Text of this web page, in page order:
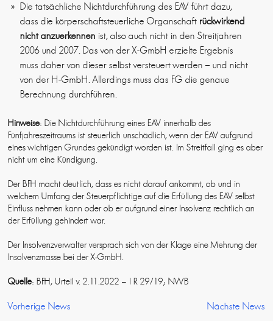
Die tatsächliche Nichtdurchführung des EAV führt dazu,
dass die körperschaftsteuerliche Organschaft rückwirkend
nicht anzuerkennen ist, also auch nicht in den Streitjahren
2006 und 2007. Das von der X-GmbH erzielte Ergebnis
muss daher von dieser selbst versteuert werden – und nicht
von der H-GmbH. Allerdings muss das FG die genaue
Berechnung durchführen.
Hinweise: Die Nichtdurchführung eines EAV innerhalb des
Fünfjahreszeitraums ist steuerlich unschädlich, wenn der EAV aufgrund
eines wichtigen Grundes gekündigt worden ist. Im Streitfall ging es aber
nicht um eine Kündigung.
Der BFH macht deutlich, dass es nicht darauf ankommt, ob und in
welchem Umfang der Steuerpflichtige auf die Erfüllung des EAV selbst
Einfluss nehmen kann oder ob er aufgrund einer Insolvenz rechtlich an
der Erfüllung gehindert war.
Der Insolvenzverwalter versprach sich von der Klage eine Mehrung der
Insolvenzmasse bei der X-GmbH.
Quelle: BFH, Urteil v. 2.11.2022 – I R 29/19; NWB
Vorherige News Nächste News